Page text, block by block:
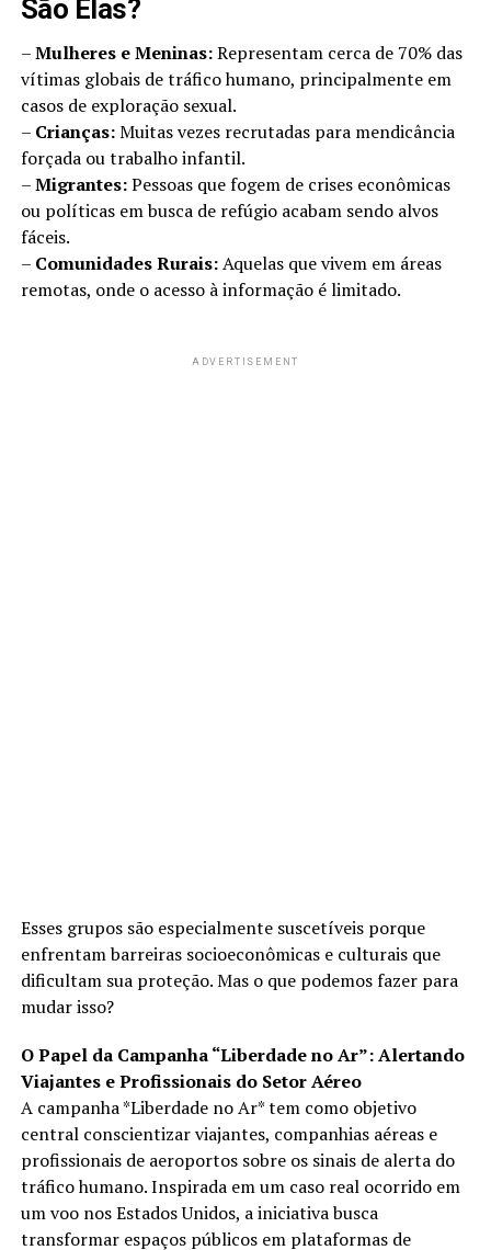
São Elas?
–Mulheres e Meninas:Representam cerca de 70% das
vítimas globais de tráfico humano, principalmente em
casos de exploração sexual.
– Crianças:Muitas vezes recrutadas para mendicância
forçada ou trabalho infantil.
–Migrantes:Pessoas que fogem de crises econômicas
ou políticas em busca de refúgio acabam sendo alvos
fáceis.
– Comunidades Rurais:Aquelas que vivem em áreas
remotas, onde o acesso à informação é limitado.
ADVERTISEMENT
Esses grupos são especialmente suscetíveis porque
enfrentam barreiras socioeconômicas e culturais que
dificultam sua proteção. Mas o que podemos fazer para
mudar isso?
O Papel da Campanha “Liberdade no Ar”: Alertando
Viajantes e Profissionais do Setor Aéreo
A campanha *Liberdade no Ar* tem como objetivo
central conscientizar viajantes, companhias aéreas e
profissionais de aeroportos sobre os sinais de alerta do
tráfico humano. Inspirada em um caso real ocorrido em
um voo nos Estados Unidos, a iniciativa busca
transformar espaços públicos em plataformas de